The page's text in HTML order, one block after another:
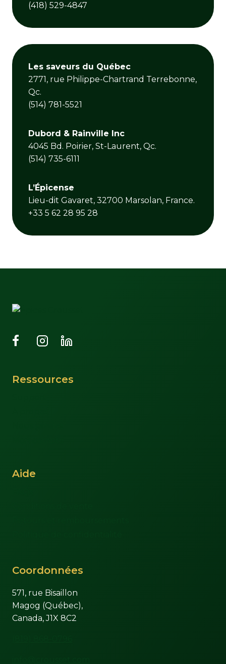
(418) 529-4847
Les saveurs du Québec
2771, rue Philippe-Chartrand Terrebonne,
Qc.
(514) 781-5521
Dubord & Rainville Inc
4045 Bd. Poirier, St-Laurent, Qc.
(514) 735-6111
L’Épicense
Lieu-dit Gavaret, 32700 Marsolan, France.
+33 5 62 28 95 28
Ressources
Aide
Coordonnées
571, rue Bisaillon
Magog (Québec),
Canada, J1X 8C2